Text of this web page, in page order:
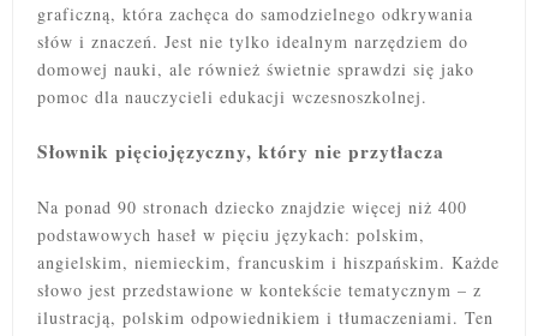
graficzną, która zachęca do samodzielnego odkrywania
słów i znaczeń. Jest nie tylko idealnym narzędziem do
domowej nauki, ale również świetnie sprawdzi się jako
pomoc dla nauczycieli edukacji wczesnoszkolnej.
Słownik pięciojęzyczny, który nie przytłacza
Na ponad 90 stronach dziecko znajdzie więcej niż 400
podstawowych haseł w pięciu językach: polskim,
angielskim, niemieckim, francuskim i hiszpańskim. Każde
słowo jest przedstawione w kontekście tematycznym – z
ilustracją, polskim odpowiednikiem i tłumaczeniami. Ten